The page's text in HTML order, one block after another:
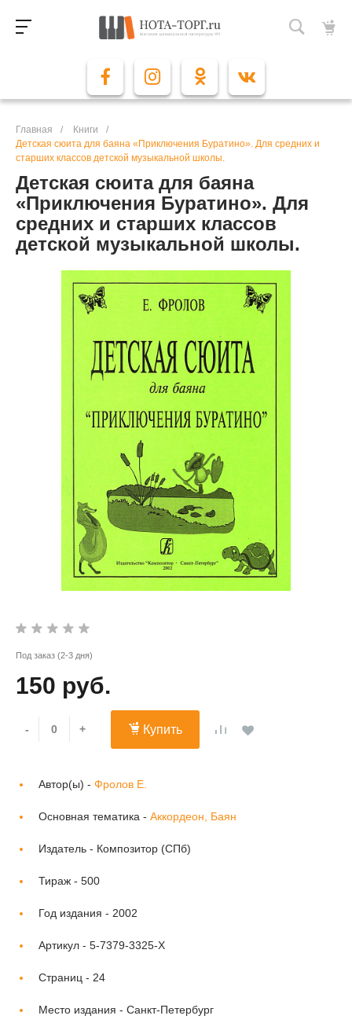
Главная / Книги
/
Детская сюита для баяна «Приключения Буратино». Для средних и
старших классов детской музыкальной школы.
Детская сюита для баяна
«Приключения Буратино». Для
средних и старших классов
детской музыкальной школы.
Под заказ (2-3 дня)
150 руб.
- + Купить
Автор(ы) - Фролов Е.
Основная тематика - Аккордеон, Баян
Издатель - Композитор (СПб)
Тираж - 500
Год издания - 2002
Артикул - 5-7379-3325-X
Страниц - 24
Место издания - Санкт-Петербург